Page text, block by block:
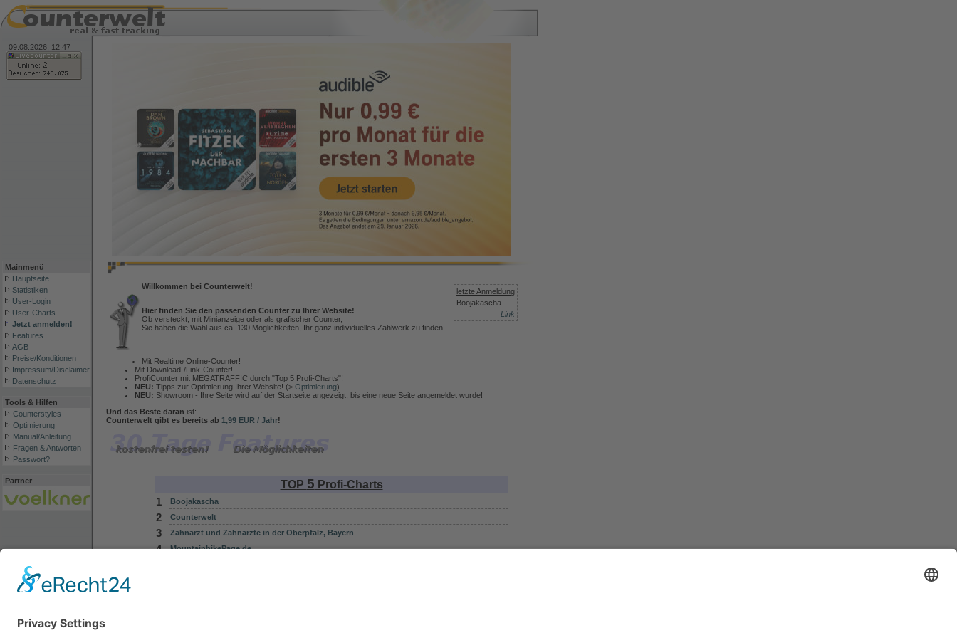
09.08.2026, 12:47
Mainmenü
Hauptseite
Statistiken
User-Login
User-Charts
Jetzt anmelden!
Features
AGB
Preise/Konditionen
Impressum/Disclaimer
Datenschutz
Tools & Hilfen
Counterstyles
Optimierung
Manual/Anleitung
Fragen & Antworten
Passwort?
Partner
letzte Anmeldung
Boojakascha
Link
Willkommen bei Counterwelt!
Hier finden Sie den passenden Counter zu Ihrer Website!
Ob versteckt, mit Minianzeige oder als grafischer Counter,
Sie haben die Wahl aus ca. 130 Möglichkeiten, Ihr ganz individuelles Zählwerk zu finden.
Mit Realtime Online-Counter!
Mit Download-/Link-Counter!
ProfiCounter mit MEGATRAFFIC durch "Top 5 Profi-Charts"!
NEU: Tipps zur Optimierung Ihrer Website! (> Optimierung)
NEU: Showroom - Ihre Seite wird auf der Startseite angezeigt, bis eine neue Seite angemeldet wurde!
Und das Beste daran ist:
Counterwelt gibt es bereits ab 1,99 EUR / Jahr!
TOP 5 Profi-Charts
1
Boojakascha
2 Counterwelt
3 Zahnarzt und Zahnärzte in der Oberpfalz, Bayern
4 MountainbikePage.de